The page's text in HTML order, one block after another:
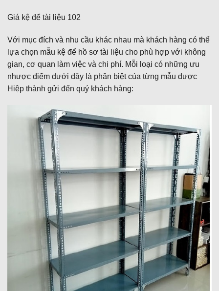
Giá kệ để tài liệu 102
Với mục đích và nhu cầu khác nhau mà khách hàng có thể
lựa chọn mẫu kệ để hồ sơ tài liệu cho phù hợp với không
gian, cơ quan làm việc và chi phí. Mỗi loại có những ưu
nhược điểm dưới đây là phân biệt của từng mẫu được
Hiệp thành gửi đến quý khách hàng: